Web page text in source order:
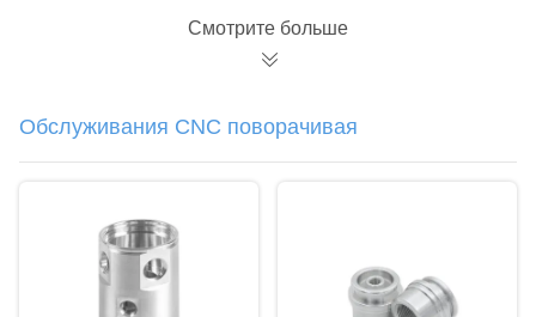
Толерантность
промышленности
Смотрите больше
Обслуживания CNC поворачивая